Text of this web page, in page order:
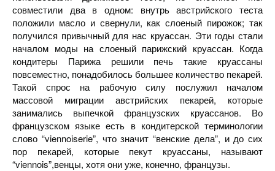
совместили два в одном: внутрь австрийского теста
положили масло и свернули, как слоеный пирожок; так
получился привычный для нас круассан. Эти годы стали
началом моды на слоеный парижский круассан. Когда
кондитеры Парижа решили печь такие круассаны
повсеместно, понадобилось большее количество пекарей.
Такой спрос на рабочую силу послужил началом
массовой миграции австрийских пекарей, которые
занимались выпечкой французских круассанов. Во
французском языке есть в кондитерской терминологии
слово “viennoiserie”, что значит “венские дела”, и до сих
пор пекарей, которые пекут круассаны, называют
“viennois”,венцы, хотя они уже, конечно, французы.